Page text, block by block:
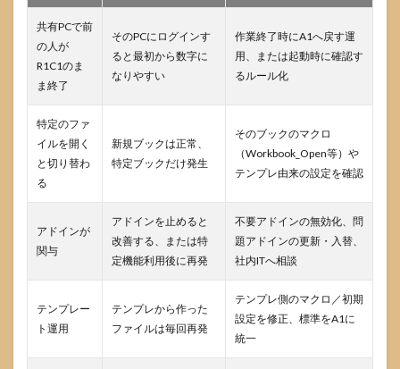
共有PCで前
の人が
R1C1のま
ま終了
そのPCにログインす
ると最初から数字に
なりやすい
作業終了時にA1へ戻す運
用、または起動時に確認す
るルール化
特定のファ
イルを開く
と切り替わ
る
新規ブックは正常、
特定ブックだけ発生
そのブックのマクロ
（Workbook_Open等）や
テンプレ由来の設定を確認
アドインが
関与
アドインを止めると
改善する、または特
定機能利用後に再発
不要アドインの無効化、問
題アドインの更新・入替、
社内ITへ相談
テンプレー
ト運用
テンプレから作った
ファイルは毎回再発
テンプレ側のマクロ／初期
設定を修正、標準をA1に
統一